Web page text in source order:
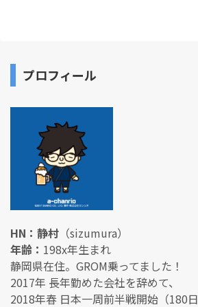
プロフィール
HN：静村 （sizumura）
年齢： 198x年生まれ
静岡県在住。GROM乗ってました！
2017年 長年勤めた会社を辞めて、
2018年春 日本一周前半戦開始（180日